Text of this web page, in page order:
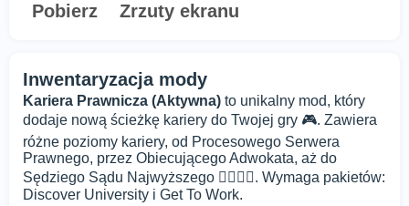
Pobierz Zrzuty ekranu
Inwentaryzacja mody
Kariera Prawnicza (Aktywna) to unikalny mod, który
dodaje nową ścieżkę kariery do Twojej gry 🎮. Zawiera
różne poziomy kariery, od Procesowego Serwera
Prawnego, przez Obiecującego Adwokata, aż do
Sędziego Sądu Najwyższego 👨‍⚖️👩‍⚖️. Wymaga pakietów:
Discover University i Get To Work.